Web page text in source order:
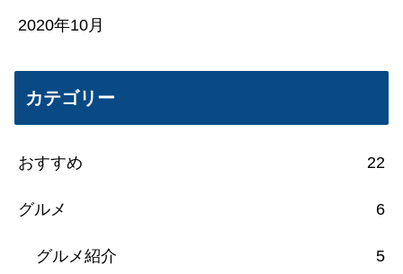
2020年10月
カテゴリー
おすすめ 22
グルメ 6
グルメ紹介 5